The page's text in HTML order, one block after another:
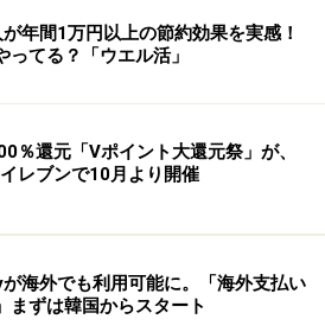
年間1万円以上の節約効果を実感！
ってる？「ウエル活」
％還元「Vポイント大還元祭」が、
レブンで10月より開催
海外でも利用可能に。「海外支払い
まずは韓国からスタート